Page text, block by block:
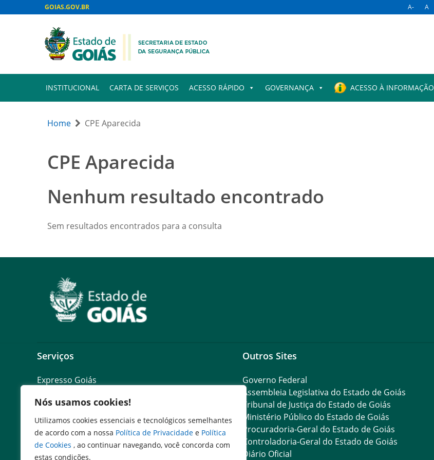
Nós usamos cookies!
Utilizamos cookies essenciais e tecnológicos semelhantes
de acordo com a nossa Política de Privacidade e Política
de Cookies , ao continuar navegando, você concorda com
estas condições.
GOIAS.GOV.BR A- A
INSTITUCIONAL CARTA DE SERVIÇOS ACESSO RÁPIDO GOVERNANÇA ACESSO À INFORMAÇÃO
Home CPE Aparecida
CPE Aparecida
Nenhum resultado encontrado
Sem resultados encontrados para a consulta
Serviços
Expresso Goiás
Expresso Servidor
SEI Governadoria
Cadastro de Autoridades
Escola de Governo
Agenda de Autoridades
Outros Sites
Governo Federal
Assembleia Legislativa do Estado de Goiás
Tribunal de Justiça do Estado de Goiás
Ministério Público do Estado de Goiás
Procuradoria-Geral do Estado de Goiás
Controladoria-Geral do Estado de Goiás
Diário Oficial